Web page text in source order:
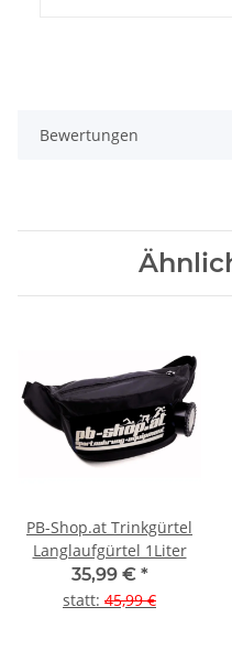
Bewertungen
PB-Shop.at Trinkgürtel
Langlaufgürtel 1Liter
35,99 € *
statt: 45,99 €